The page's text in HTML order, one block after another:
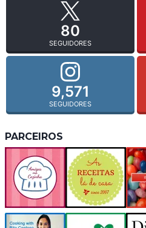
80
SEGUIDORES
9,571
SEGUIDORES
PARCEIROS